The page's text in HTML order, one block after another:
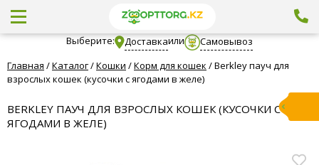
Выберите: Доставкаили
Самовывоз
Главная /Каталог/Кошки /Корм для кошек /Berkley пауч для
взрослых кошек (кусочки с ягодами в желе)
BERKLEY ПАУЧ ДЛЯ ВЗРОСЛЫХ КОШЕК (КУСОЧКИ С
ЯГОДАМИ В ЖЕЛЕ)